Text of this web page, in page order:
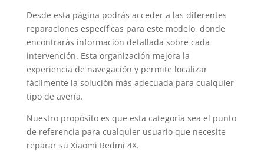
Desde esta página podrás acceder a las diferentes
reparaciones específicas para este modelo, donde
encontrarás información detallada sobre cada
intervención. Esta organización mejora la
experiencia de navegación y permite localizar
fácilmente la solución más adecuada para cualquier
tipo de avería.
Nuestro propósito es que esta categoría sea el punto
de referencia para cualquier usuario que necesite
reparar su Xiaomi Redmi 4X.